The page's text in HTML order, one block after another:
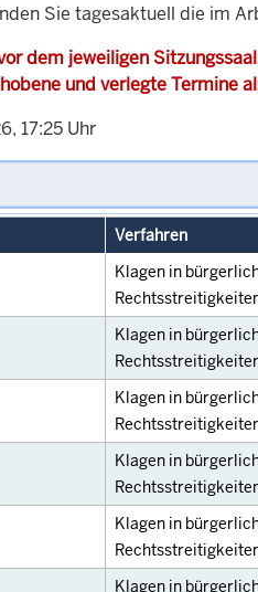
Sie tagesaktuell die im
dem jeweiligen
und verlegte Termine
17:25 Uhr
Verfahren
Klagen in
Klagen in
Klagen in
Klagen in
Klagen in
Klagen in